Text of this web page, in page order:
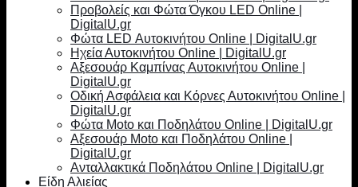
Προβολείς και Φώτα Όγκου LED Online |
DigitalU.gr
Φώτα LED Αυτοκινήτου Online | DigitalU.gr
Ηχεία Αυτοκινήτου Online | DigitalU.gr
Αξεσουάρ Καμπίνας Αυτοκινήτου Online |
DigitalU.gr
Οδική Ασφάλεια και Κόρνες Αυτοκινήτου Online |
DigitalU.gr
Φώτα Moto και Ποδηλάτου Online | DigitalU.gr
Αξεσουάρ Moto και Ποδηλάτου Online |
DigitalU.gr
Ανταλλακτικά Ποδηλάτου Online | DigitalU.gr
Είδη Αλιείας